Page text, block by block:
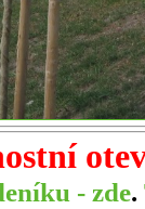
- zde.